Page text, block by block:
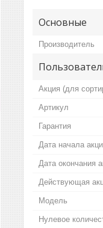
Основные
Производитель
Акция (для
Артикул
Гарантия
Дата начала
Дата окончания
Действующая
Модель
Нулевое